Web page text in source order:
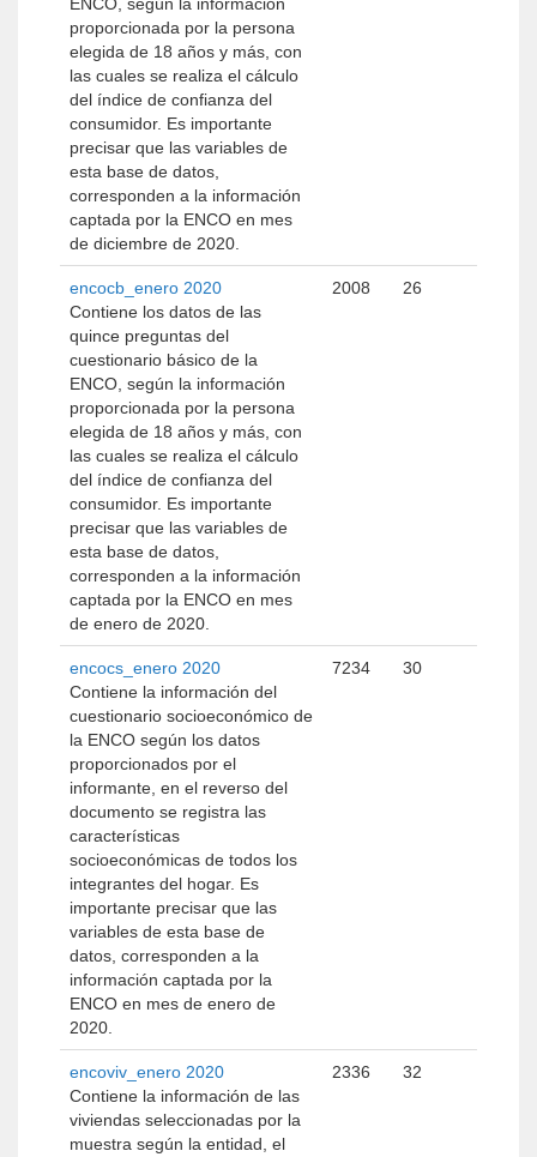
proporcionada por la persona
elegida de 18 años y más, con
las cuales se realiza el cálculo
del índice de confianza del
consumidor. Es importante
precisar que las variables de
esta base de datos,
corresponden a la información
captada por la ENCO en mes
de diciembre de 2020.
encocb_enero 2020
Contiene los datos de las
quince preguntas del
cuestionario básico de la
ENCO, según la información
proporcionada por la persona
elegida de 18 años y más, con
las cuales se realiza el cálculo
del índice de confianza del
consumidor. Es importante
precisar que las variables de
esta base de datos,
corresponden a la información
captada por la ENCO en mes
de enero de 2020.
2008 26
encocs_enero 2020
Contiene la información del
cuestionario socioeconómico de
la ENCO según los datos
proporcionados por el
informante, en el reverso del
documento se registra las
características
socioeconómicas de todos los
integrantes del hogar. Es
importante precisar que las
variables de esta base de
datos, corresponden a la
información captada por la
ENCO en mes de enero de
2020.
7234 30
encoviv_enero 2020
Contiene la información de las
viviendas seleccionadas por la
muestra según la entidad, el
2336 32